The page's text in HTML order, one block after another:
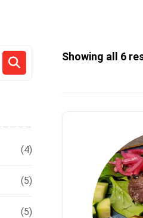
(4)
(5)
(5)
Showing all 6